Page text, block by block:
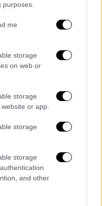
me
storage
on web or
storage
or app.
storage
storage
and other
την
με κορυφές και
πως κατάφερε να
της, με
με τον
στην εμπειρία